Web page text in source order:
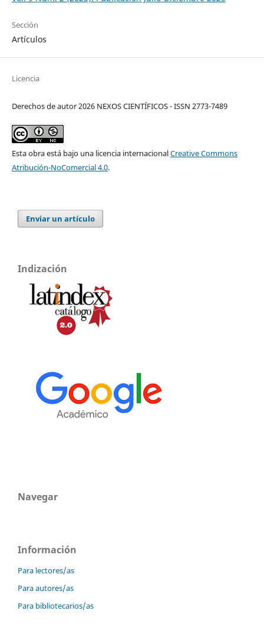
Sección
Artículos
Licencia
Derechos de autor 2026 NEXOS CIENTÍFICOS - ISSN 2773-7489
Esta obra está bajo una licencia internacionalCreative Commons
Atribución-NoComercial 4.0.
Enviar un artículo
Indización
Navegar
Información
Para lectores/as
Para autores/as
Para bibliotecarios/as